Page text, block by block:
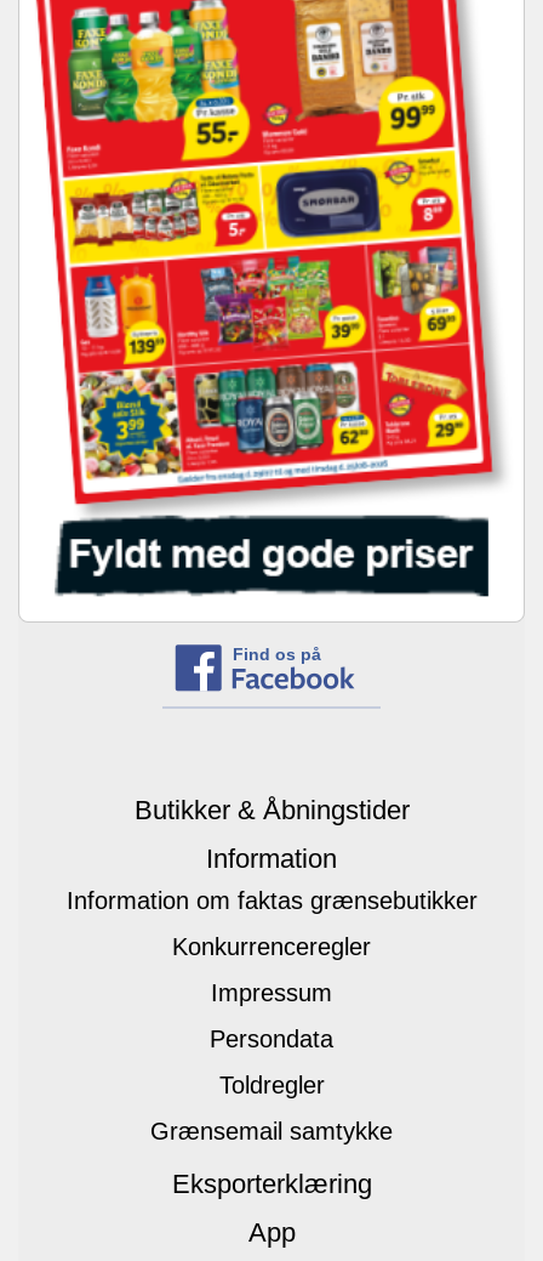
Find os på
Butikker & Åbningstider
Information
Information om faktas grænsebutikker
Konkurrenceregler
Impressum
Persondata
Toldregler
Grænsemail samtykke
Eksporterklæring
App